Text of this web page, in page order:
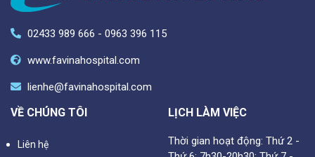
02433 989 666 - 0963 396 115
www.favinahospital.com
lienhe@favinahospital.com
VỀ CHÚNG TÔI
Liên hệ
LỊCH LÀM VIỆC
Thời gian hoạt động: Thứ 2 -